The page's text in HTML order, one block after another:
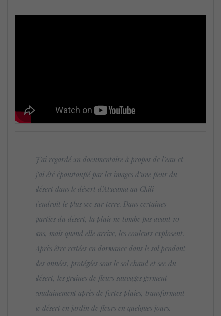
J’ai regardé un documentaire à propos de l’eau et
j’ai été époustouflé par les images d’une fleur du
désert dans le désert d’Atacama au Chili –
l’endroit le plus sec sur terre. Dans certaines
parties du désert, la pluie ne tombe pas avant 10
ans, mais quand elle arrive, les couleurs explosent.
Après être restées en dormance dans le sol pendant
des années, protégées sous le sol chaud et sec du
désert, les graines de fleurs sauvages germent
soudainement après de fortes pluies, transformant
le désert en jardin de fleurs en quelques jours.